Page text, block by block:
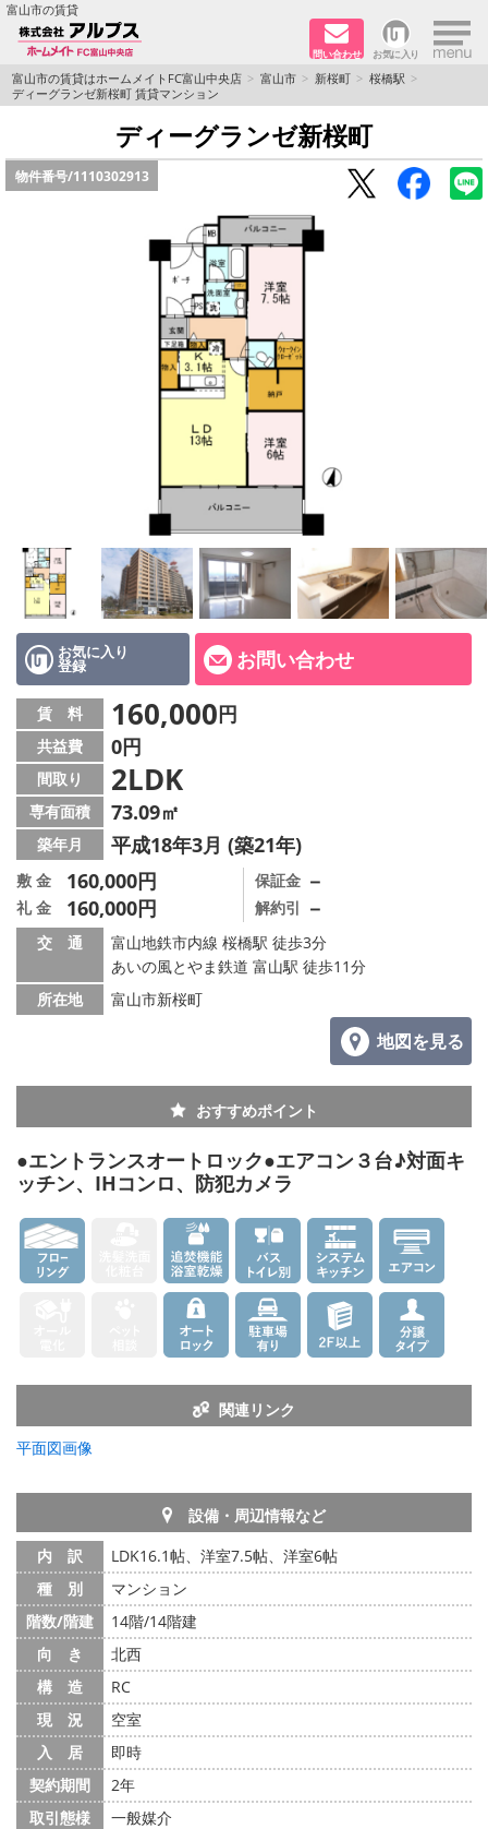
富山市の賃貸
問い合わせ お気に入り ×
TOPページ
ペット同居はご相談ください
路線·駅から探す
メールでお問い合わせ
富山市の賃貸はホームメイトFC富山中央店 富山市 新桜町
桜橋駅
ディーグランゼ新桜町 賃貸マンション
ディーグランゼ新桜町
物件番号/1110302913
お気に入り
登録 お問い合わせ
賃 料 160,000円
共益費 0円
間取り 2LDK
専有面積 73.09㎡
築年月 平成18年3月 (築21年)
敷 金 160,000円
礼 金 160,000円
保証金 －
解約引 －
交 通
富山地鉄市内線 桜橋駅 徒歩3分
あいの風とやま鉄道 富山駅 徒歩11分
所在地
富山市新桜町
地図を見る
おすすめポイント
●エントランスオートロック●エアコン３台♪対面キ
ッチン、IHコンロ、防犯カメラ
関連リンク
平面図画像
設備・周辺情報など
内 訳
LDK16.1帖、洋室7.5帖、洋室6帖
種 別
マンション
階数/階建
14階/14階建
向 き
北西
構 造
RC
現 況
空室
入 居
即時
契約期間
2年
取引態様
一般媒介